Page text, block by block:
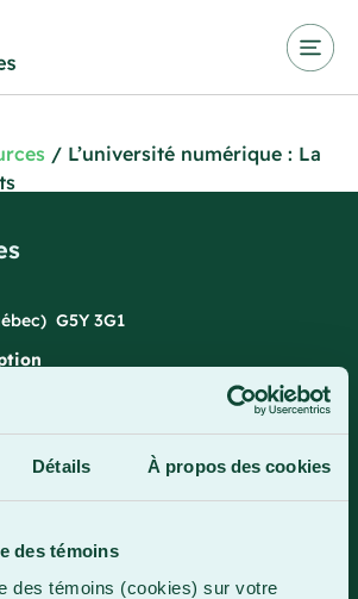
Détails À propos des cookies
des témoins
des témoins (cookies) sur votre
/ L’université numérique : La
G5Y 3G1
45 à 15 h 45